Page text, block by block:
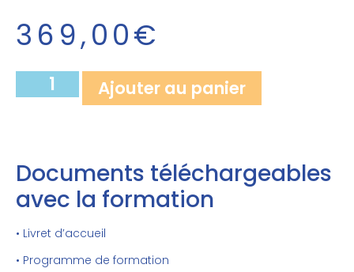
369,00€
Ajouter au panier
Documents téléchargeables
avec la formation
• Livret d’accueil
• Programme de formation